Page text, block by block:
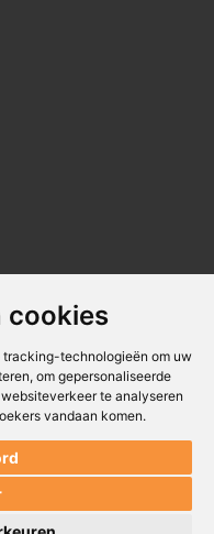
cookies
tracking-technologieën om uw
om gepersonaliseerde
te analyseren
vandaan komen.